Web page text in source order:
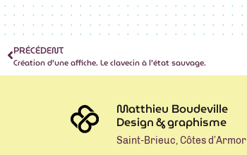
PRÉCÉDENT
Création d’une affiche. Le clavecin à l’état sauvage.
Matthieu Boudeville
Design & graphisme
Saint-Brieuc, Côtes d’Armor